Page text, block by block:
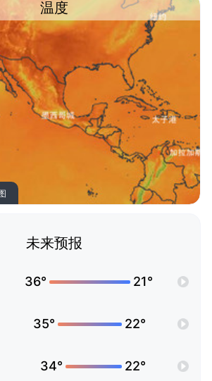
温度
未来预报
36° 21°
35° 22°
34° 22°